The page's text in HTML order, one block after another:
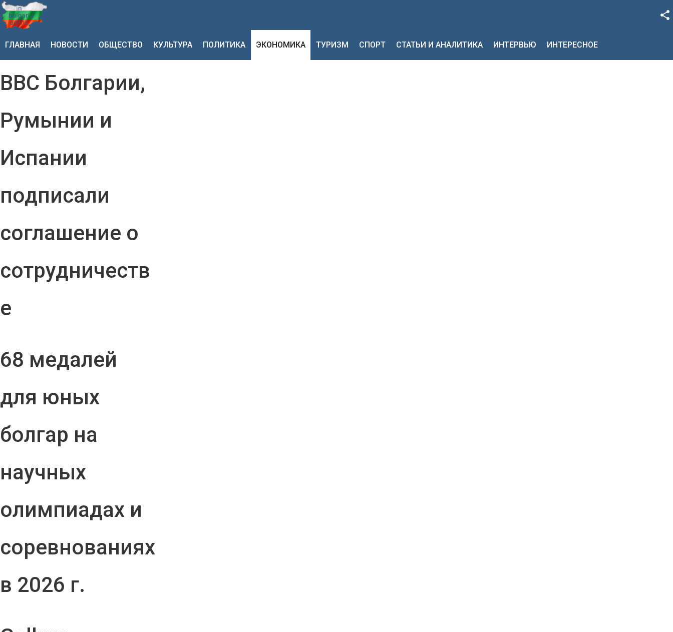
Google+
ГЛАВНАЯ НОВОСТИ ОБЩЕСТВО КУЛЬТУРА ПОЛИТИКА ЭКОНОМИКА ТУРИЗМ СПОРТ СТАТЬИ И АНАЛИТИКА ИНТЕРВЬЮ ИНТЕРЕСНОЕ
ВВС Болгарии,
Румынии и
Испании
подписали
соглашение о
сотрудничеств
е
68 медалей
для юных
болгар на
научных
олимпиадах и
соревнованиях
в 2026 г.